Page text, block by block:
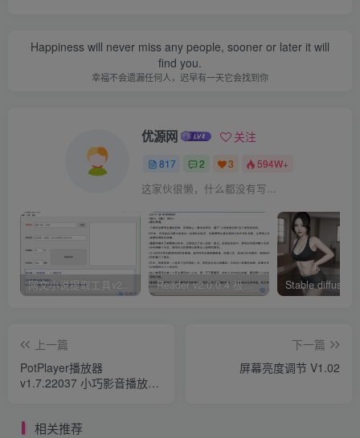
Happiness will never miss any people, sooner or later it will
find you.
幸福不会遗漏任何人，迟早有一天它会找到你
优源网 关注
817 2 3 594W+
这家伙很懒，什么都没有写...
网文小说提取工具v2.10.02 可以自动下载小说 从此不再花钱看小说 Reader v2.0.0.4 极简小说阅读器支持导入在线及离线书源
上一篇
PotPlayer播放器
v1.7.22037 小巧影音播放器
下一篇
屏幕亮度调节 V1.02
相关推荐